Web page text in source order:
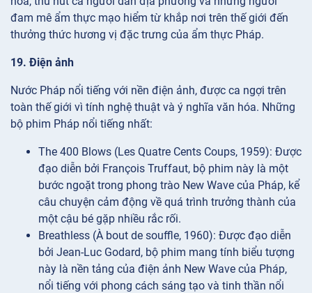
đam mê ẩm thực mạo hiểm từ khắp nơi trên thế giới đến
thưởng thức hương vị đặc trưng của ẩm thực Pháp.
19. Điện ảnh
Nước Pháp nổi tiếng với nền điện ảnh, được ca ngợi trên
toàn thế giới vì tính nghệ thuật và ý nghĩa văn hóa. Những
bộ phim Pháp nổi tiếng nhất:
The 400 Blows (Les Quatre Cents Coups, 1959): Được
đạo diễn bởi François Truffaut, bộ phim này là một
bước ngoặt trong phong trào New Wave của Pháp, kể
câu chuyện cảm động về quá trình trưởng thành của
một cậu bé gặp nhiều rắc rối.
Breathless (À bout de souffle, 1960): Được đạo diễn
bởi Jean-Luc Godard, bộ phim mang tính biểu tượng
này là nền tảng của điện ảnh New Wave của Pháp,
nổi tiếng với phong cách sáng tạo và tinh thần nổi